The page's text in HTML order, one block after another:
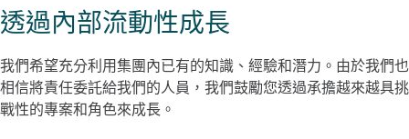
透過內部流動性成長​
我們希望充分利用集團內已有的知識、經驗和潛力。由於我們也
相信將責任委託給我們的人員，我們鼓勵您透過承擔越來越具挑
戰性的專案和角色來成長。​